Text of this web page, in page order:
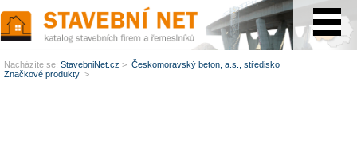
Nacházíte se: StavebniNet.cz > Českomoravský beton, a.s., středisko
Značkové produkty >